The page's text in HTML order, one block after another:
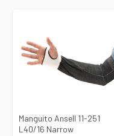
Manguito Ansell 11-251
L40/16 Narrow